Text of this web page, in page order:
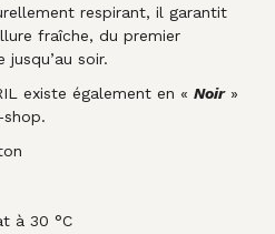
respirant, il garantit
fraîche, du premier
soir.
existe également en « Noir»
shop.
à 30 °C